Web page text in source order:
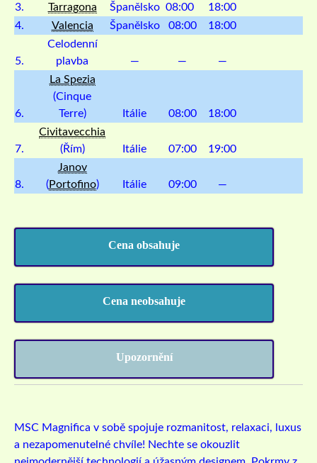
3. Tarragona Španělsko 08:00
18:00
4.
Valencia Španělsko 08:00 18:00
5.
Celodenní
plavba
— — —
6.
La Spezia
(Cinque
Terre)
Itálie 08:00 18:00
7.
Civitavecchia
(Řím)
Itálie 07:00 19:00
8.
Janov
(Portofino) Itálie 09:00 —
Cena obsahuje
Cena neobsahuje
Upozornění
MSC Magnifica v sobě spojuje rozmanitost, relaxaci, luxus
a nezapomenutelné chvíle! Nechte se okouzlit